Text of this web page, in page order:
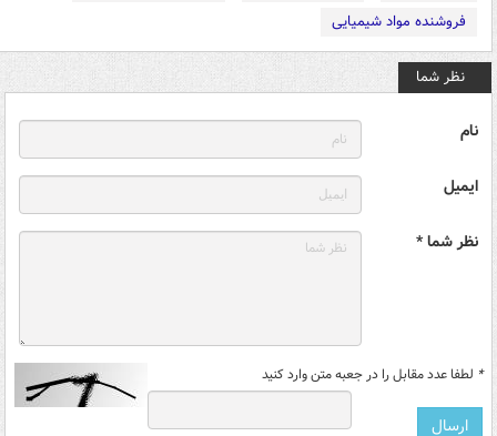
فروشنده مواد شیمیایی
نظر شما
نام
ایمیل
نظر شما *
* لطفا عدد مقابل را در جعبه متن وارد کنید